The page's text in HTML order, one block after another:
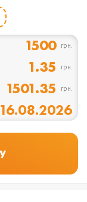
1500 грн.
1.35 грн.
1501.35 грн.
16.08.2026